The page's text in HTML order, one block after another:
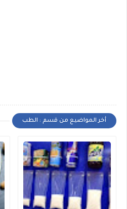
أخر المواضيع من قسم : الطب